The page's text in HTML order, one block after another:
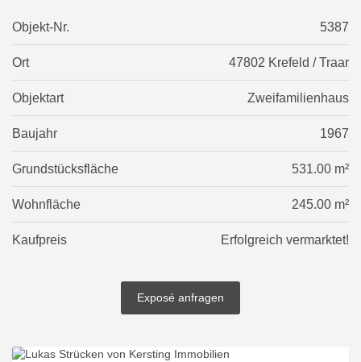
Objekt-Nr. 5387
Ort 47802 Krefeld / Traar
Objektart Zweifamilienhaus
Baujahr 1967
Grundstücksfläche 531.00 m²
Wohnfläche 245.00 m²
Kaufpreis Erfolgreich vermarktet!
Exposé anfragen